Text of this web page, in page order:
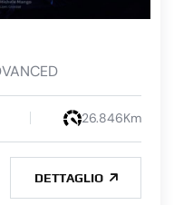
26.846Km
DETTAGLIO